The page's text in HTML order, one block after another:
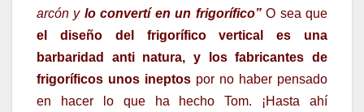
arcón y lo convertí en un frigorífico”O sea que
el diseño del frigorífico vertical es una
barbaridad anti natura, y los fabricantes de
frigoríficos unos ineptos por no haber pensado
en hacer lo que ha hecho Tom. ¡Hasta ahí